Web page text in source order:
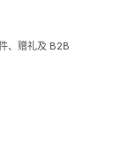
、赠礼及 B2B